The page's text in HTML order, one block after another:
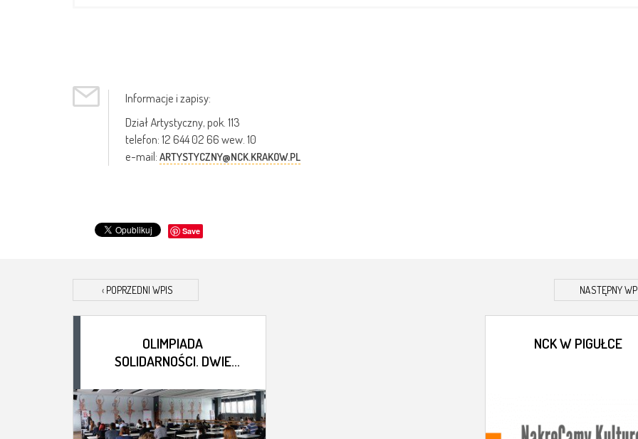
Informacje i zapisy:
Dział Artystyczny, pok. 113
telefon: 12 644 02 66 wew. 10
e-mail: ARTYSTYCZNY@NCK.KRAKOW.PL
Save
‹ POPRZEDNI WPIS
OLIMPIADA
SOLIDARNOŚCI. DWIE
WYNIKI
NASTĘPNY
NCK W PIGUŁCE